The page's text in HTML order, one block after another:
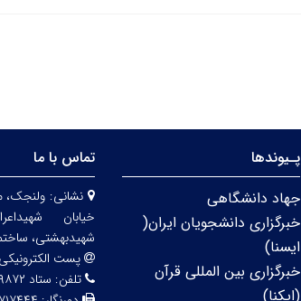
پـیوندها
جهاد دانشگاهی
خبرگزاری دانشجویان ایران(
ایسنا)
خبرگزاری بین المللی قرآن
(ایکنا)
تماس با ما
نشانی: ولنجک،
خیابان
شهیدبهشتی، ساختمان
پست
تلفن: ستاد ۲۲۴۳۹۸۷۲ مرکز آموزش ۲۶۲۹۵۷۰۱